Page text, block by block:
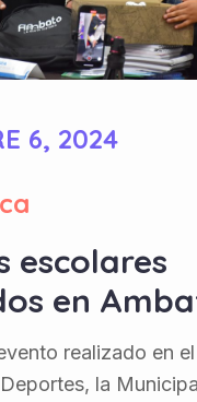
6, 2024
escolares
en
realizado en
la